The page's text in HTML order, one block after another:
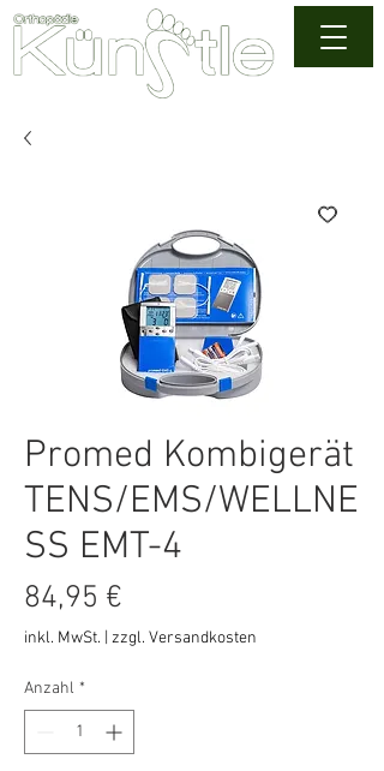
Promed Kombigerät
TENS/EMS/WELLNE
SS EMT-4
84,95 €
inkl. MwSt. zzgl. Versandkosten
Anzahl *